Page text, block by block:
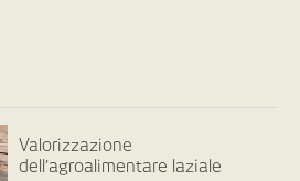
Valorizzazione
dell’agroalimentare laziale